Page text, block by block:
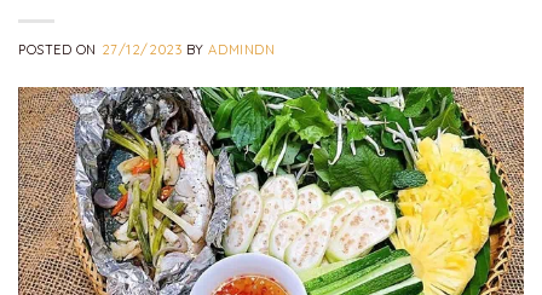
POSTED ON 27/12/2023 BYADMINDN